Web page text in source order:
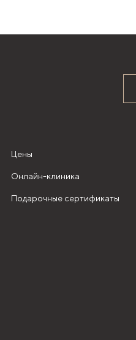
Цены
Онлайн-клиника
Подарочные сертификаты